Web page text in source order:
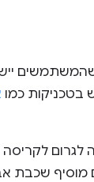
שהמשתמשים
בטכניקות כמו
לגרום
מוסיף שכבת